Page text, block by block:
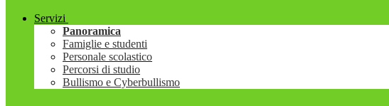
Servizi
Panoramica
Famiglie e studenti
Personale scolastico
Percorsi di studio
Bullismo e Cyberbullismo